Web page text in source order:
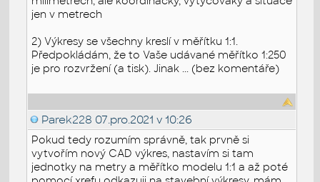
jen v metrech
2) Výkresy se všechny kreslí v měřítku 1:1.
Předpokládám, že to Vaše udávané měřítko 1:250
je pro rozvržení (a tisk). Jinak ... (bez komentáře)
Parek228 07.pro.2021 v 10:26
Pokud tedy rozumím správně, tak prvně si
vytvořím nový CAD výkres, nastavím si tam
jednotky na metry a měřítko modelu 1:1 a až poté